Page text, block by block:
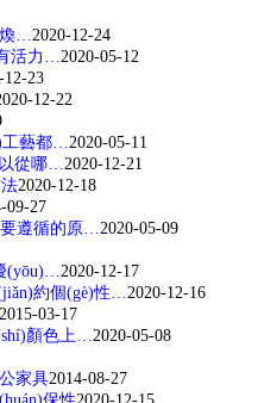
煥…2020-12-24
活力…2020-05-12
12-23
12-22
工藝都…2020-05-11
從哪…2020-12-21
2020-12-18
09-27
要遵循的原…2020-05-09
(yōu)…2020-12-17
約個(gè)性…2020-12-16
2015-03-17
顏色上…2020-05-08
家具2014-08-27